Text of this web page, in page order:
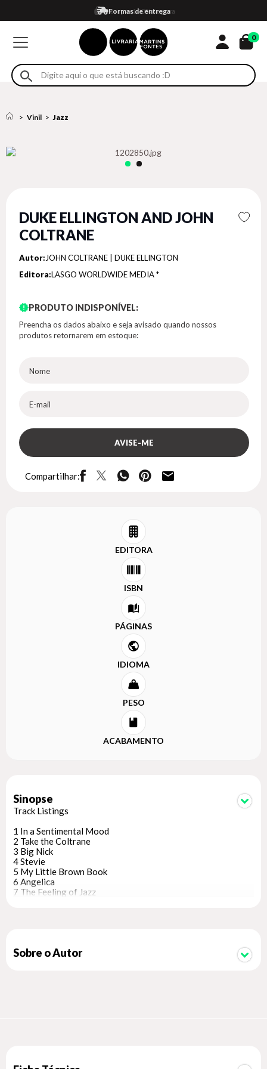
Formas de entrega
Compra 100% segura
Em até 4x sem juros no cartão*
Retire na loja
Eventos
0
Vinil Jazz
DUKE ELLINGTON AND JOHN
COLTRANE
Autor: JOHN COLTRANE | DUKE ELLINGTON
Editora:LASGO WORLDWIDE MEDIA *
PRODUTO INDISPONÍVEL:
Preencha os dados abaixo e seja avisado quando nossos
produtos retornarem em estoque:
Compartilhar:
EDITORA
ISBN
PÁGINAS
IDIOMA
PESO
ACABAMENTO
Sinopse
Track Listings
1 In a Sentimental Mood
2 Take the Coltrane
3 Big Nick
4 Stevie
5 My Little Brown Book
6 Angelica
7 The Feeling of Jazz
Sobre o Autor